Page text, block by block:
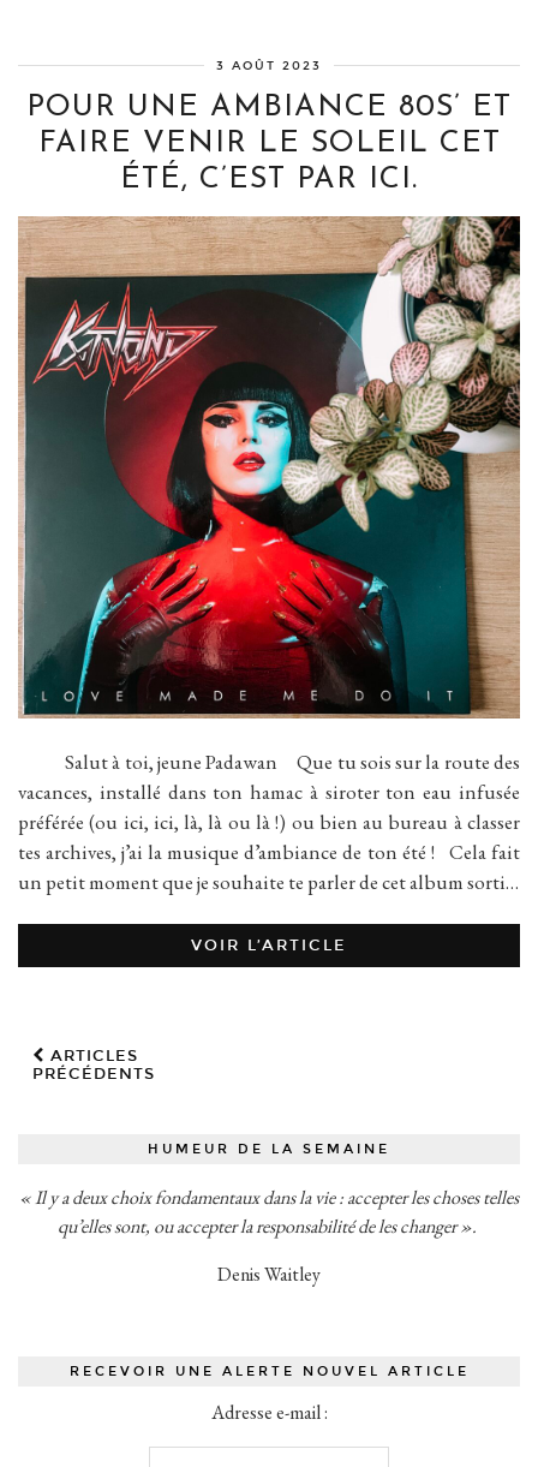
3 AOÛT 2023
POUR UNE AMBIANCE 80S’ ET
FAIRE VENIR LE SOLEIL CET
ÉTÉ, C’EST PAR ICI.
Salut à toi, jeune Padawan Que tu sois sur la route des
vacances, installé dans ton hamac à siroter ton eau infusée
préférée (ou ici, ici, là, là ou là !) ou bien au bureau à classer
tes archives, j’ai la musique d’ambiance de ton été ! Cela fait
un petit moment que je souhaite te parler de cet album sorti…
VOIR L’ARTICLE
ARTICLES
PRÉCÉDENTS
HUMEUR DE LA SEMAINE
« Il y a deux choix fondamentaux dans la vie : accepter les choses telles
qu’elles sont, ou accepter la responsabilité de les changer ».
Denis Waitley
RECEVOIR UNE ALERTE NOUVEL ARTICLE
Adresse e-mail :